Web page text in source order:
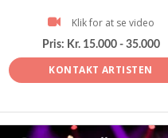
Klik for at se video
Pris: Kr. 15.000 - 35.000
KONTAKT ARTISTEN